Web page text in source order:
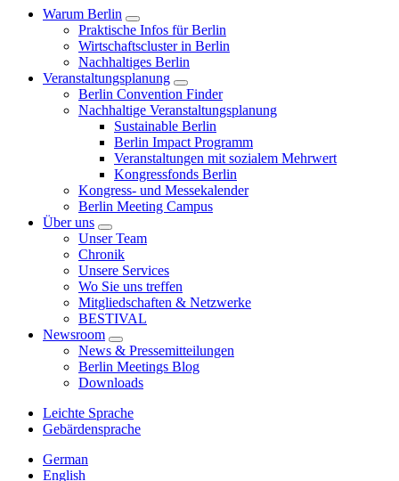
Warum Berlin
Praktische Infos für Berlin
Wirtschaftscluster in Berlin
Nachhaltiges Berlin
Veranstaltungsplanung
Berlin Convention Finder
Nachhaltige Veranstaltungsplanung
Sustainable Berlin
Berlin Impact Programm
Veranstaltungen mit sozialem Mehrwert
Kongressfonds Berlin
Kongress- und Messekalender
Berlin Meeting Campus
Über uns
Unser Team
Chronik
Unsere Services
Wo Sie uns treffen
Mitgliedschaften & Netzwerke
BESTIVAL
Newsroom
News & Pressemitteilungen
Berlin Meetings Blog
Downloads
Leichte Sprache
Gebärdensprache
German
English